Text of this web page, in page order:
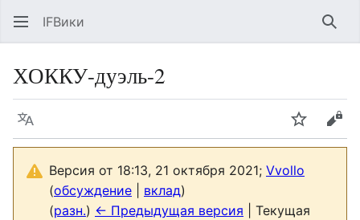
IFВики
ХОККУ-дуэль-2
Язык Следить
Версия от 18:13, 21 октября 2021; Vvollo
(обсуждение вклад)
(разн.) ← Предыдущая версия | Текущая